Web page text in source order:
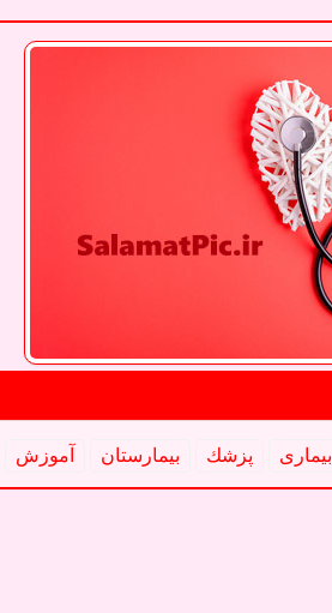
بیماری پزشك بیمارستان آموزش